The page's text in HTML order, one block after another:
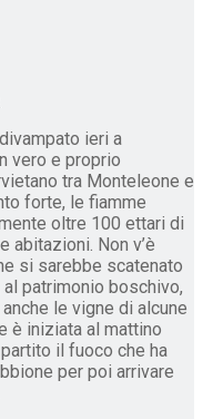
ieri a
vero e proprio
tra Monteleone e
forte, le fiamme
oltre 100 ettari di
abitazioni. Non v’è
si sarebbe scatenato
patrimonio boschivo,
le vigne di alcune
è iniziata al mattino
il fuoco che ha
per poi arrivare